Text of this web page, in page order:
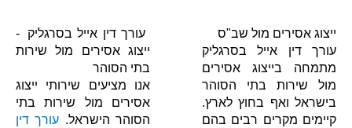
ייצוג אסירים מול שב"ס
עורך דין אייל בסרגליק
מתמחה בייצוג אסירים
מול שירות בתי הסוהר
בישראל ואף בחוץ לארץ.
קיימים מקרים רבים בהם
עורך דין אייל בסרגליק -
ייצוג אסירים מול שירות
בתי הסוהר
אנו מציעים שירותי ייצוג
אסירים מול שירות בתי
הסוהר הישראל. עורך דין